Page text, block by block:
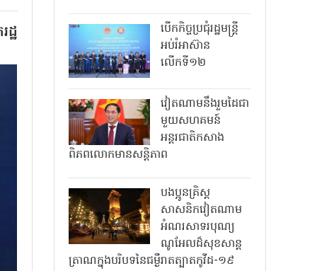
ឋ
បើកកិច្ចប្រជុំរដ្ឋមន្ត្រី
អប់រំអាស៊ាន
លើកទី១២
វៀតណាមនឹងរួមដៃជា
មួយសហគមន៍
អន្តរជាតិកសាង
ពិភពលោកមានសន្តិភាព
បងប្អូនគ្រិស្ត
សាសនិកវៀតណាម
អំណរសាទរបុណ្យ
ណូអែលដ៏សុខសាន្ត
ត្រាណក្នុងបរិបទនៃជម្ងឺរាតត្បាតកូវីដ-១៩